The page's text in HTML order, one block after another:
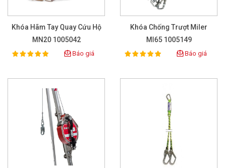
Khóa Hãm Tay Quay Cứu Hộ
MN20 1005042
Rating:
100% Báo giá
Khóa Chống Trượt Miler
MI65 1005149
Rating:
100% Báo giá